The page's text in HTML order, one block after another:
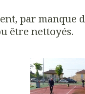
par manque
être nettoyés.